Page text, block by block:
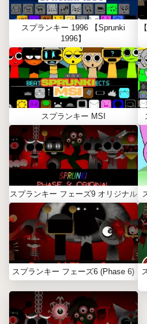
スプランキー 1996 【Sprunki
1996】
スプランキー MSI
スプランキー フェーズ9 オリジナル
スプランキー フェーズ6 (Phase 6)